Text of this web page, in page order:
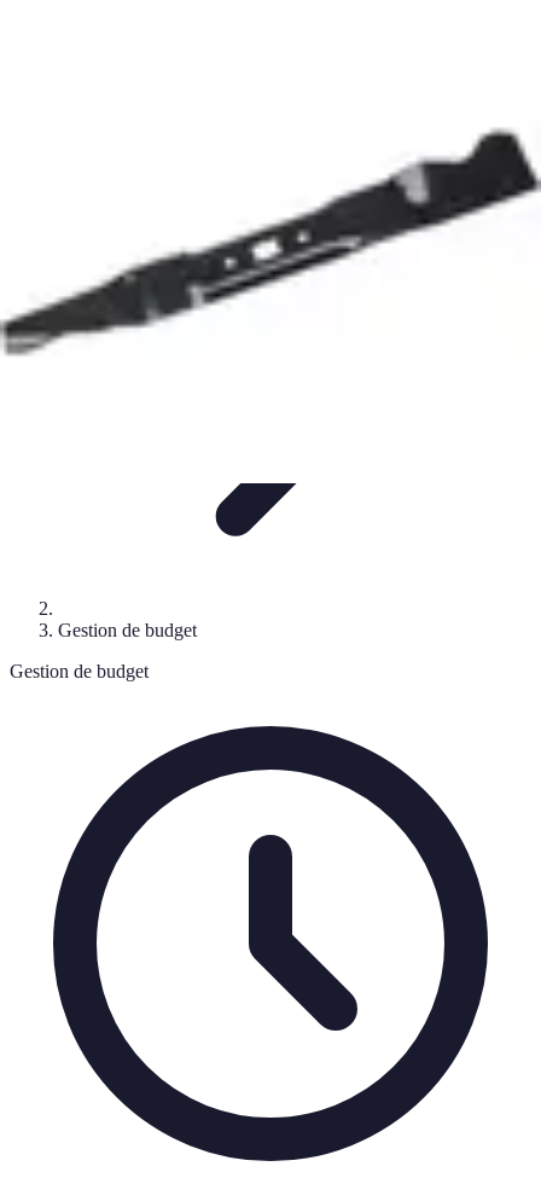
Gestion de budget
Gestion de budget